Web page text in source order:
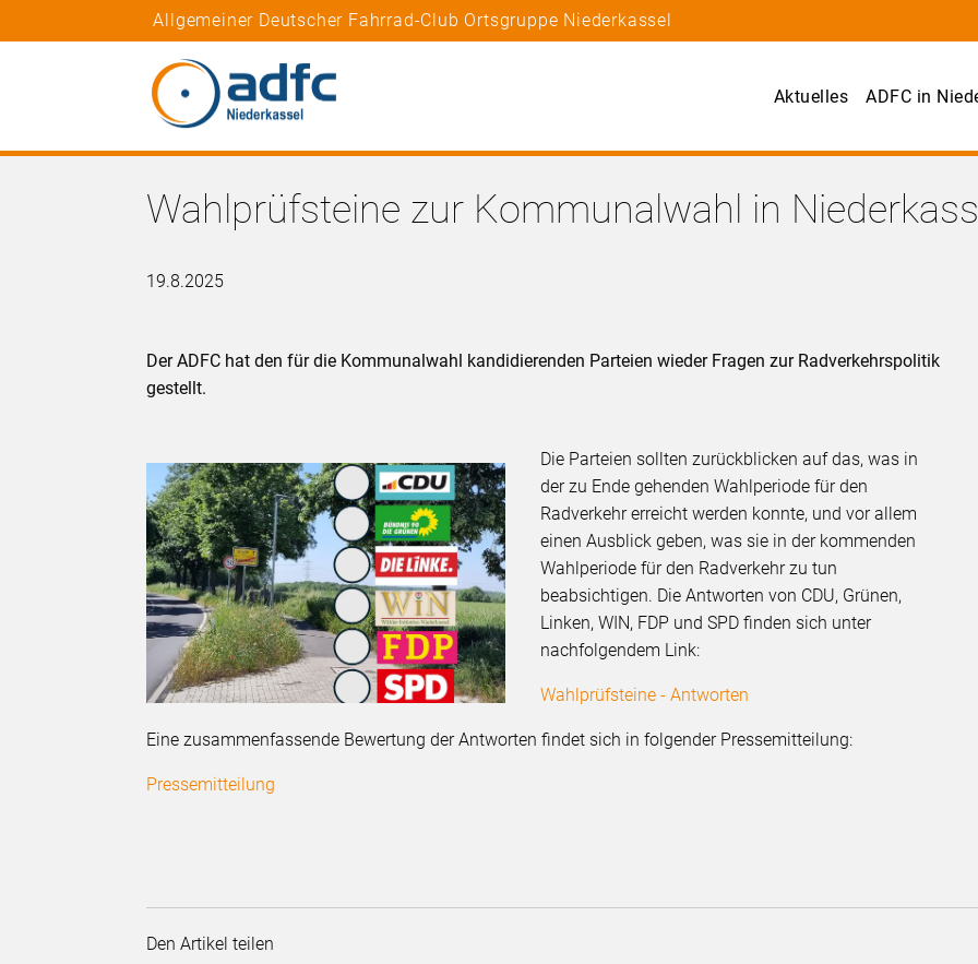
Allgemeiner Deutscher Fahrrad-Club Ortsgruppe Niederkassel
Aktuelles ADFC in
Wahlprüfsteine zur Kommunalwahl in
19.8.2025
Der ADFC hat den für die Kommunalwahl kandidierenden Parteien wieder Fragen zur Radverkehrspolitik
gestellt.
Die Parteien sollten zurückblicken auf das, was in
der zu Ende gehenden Wahlperiode für den
Radverkehr erreicht werden konnte, und vor allem
einen Ausblick geben, was sie in der kommenden
Wahlperiode für den Radverkehr zu tun
beabsichtigen. Die Antworten von CDU, Grünen,
Linken, WIN, FDP und SPD finden sich unter
nachfolgendem Link:
Wahlprüfsteine - Antworten
Eine zusammenfassende Bewertung der Antworten findet sich in folgender Pressemitteilung:
Pressemitteilung
Den Artikel teilen